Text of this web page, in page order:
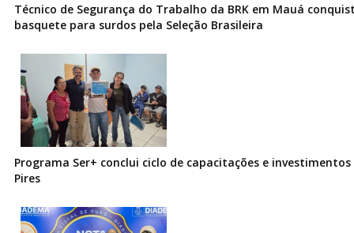
Técnico de Segurança do Trabalho da BRK em Mauá
basquete para surdos pela Seleção Brasileira
Programa Ser+ conclui ciclo de capacitações e
Pires